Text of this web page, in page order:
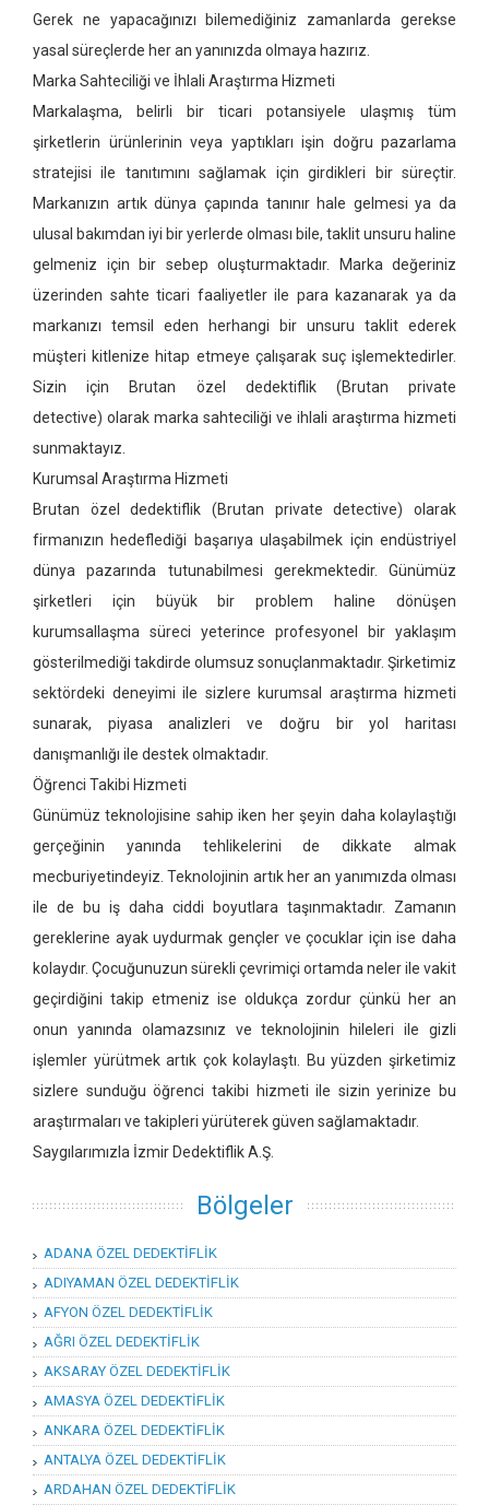
Gerek ne yapacağınızı bilemediğiniz zamanlarda gerekse
yasal süreçlerde her an yanınızda olmaya hazırız.
Marka Sahteciliği ve İhlali Araştırma Hizmeti
Markalaşma, belirli bir ticari potansiyele ulaşmış tüm
şirketlerin ürünlerinin veya yaptıkları işin doğru pazarlama
stratejisi ile tanıtımını sağlamak için girdikleri bir süreçtir.
Markanızın artık dünya çapında tanınır hale gelmesi ya da
ulusal bakımdan iyi bir yerlerde olması bile, taklit unsuru haline
gelmeniz için bir sebep oluşturmaktadır. Marka değeriniz
üzerinden sahte ticari faaliyetler ile para kazanarak ya da
markanızı temsil eden herhangi bir unsuru taklit ederek
müşteri kitlenize hitap etmeye çalışarak suç işlemektedirler.
Sizin için Brutan özel dedektiflik (Brutan private
detective) olarak marka sahteciliği ve ihlali araştırma hizmeti
sunmaktayız.
Kurumsal Araştırma Hizmeti
Brutan özel dedektiflik (Brutan private detective) olarak
firmanızın hedeflediği başarıya ulaşabilmek için endüstriyel
dünya pazarında tutunabilmesi gerekmektedir. Günümüz
şirketleri için büyük bir problem haline dönüşen
kurumsallaşma süreci yeterince profesyonel bir yaklaşım
gösterilmediği takdirde olumsuz sonuçlanmaktadır. Şirketimiz
sektördeki deneyimi ile sizlere kurumsal araştırma hizmeti
sunarak, piyasa analizleri ve doğru bir yol haritası
danışmanlığı ile destek olmaktadır.
Öğrenci Takibi Hizmeti
Günümüz teknolojisine sahip iken her şeyin daha kolaylaştığı
gerçeğinin yanında tehlikelerini de dikkate almak
mecburiyetindeyiz. Teknolojinin artık her an yanımızda olması
ile de bu iş daha ciddi boyutlara taşınmaktadır. Zamanın
gereklerine ayak uydurmak gençler ve çocuklar için ise daha
kolaydır. Çocuğunuzun sürekli çevrimiçi ortamda neler ile vakit
geçirdiğini takip etmeniz ise oldukça zordur çünkü her an
onun yanında olamazsınız ve teknolojinin hileleri ile gizli
işlemler yürütmek artık çok kolaylaştı. Bu yüzden şirketimiz
sizlere sunduğu öğrenci takibi hizmeti ile sizin yerinize bu
araştırmaları ve takipleri yürüterek güven sağlamaktadır.
Saygılarımızla İzmir Dedektiflik A.Ş.
Bölgeler
ADANA ÖZEL DEDEKTİFLİK
ADIYAMAN ÖZEL DEDEKTİFLİK
AFYON ÖZEL DEDEKTİFLİK
AĞRI ÖZEL DEDEKTİFLİK
AKSARAY ÖZEL DEDEKTİFLİK
AMASYA ÖZEL DEDEKTİFLİK
ANKARA ÖZEL DEDEKTİFLİK
ANTALYA ÖZEL DEDEKTİFLİK
ARDAHAN ÖZEL DEDEKTİFLİK